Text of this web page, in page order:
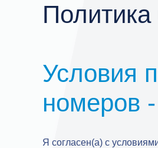
Политика
Условия
номеров
Я согласен(а) с